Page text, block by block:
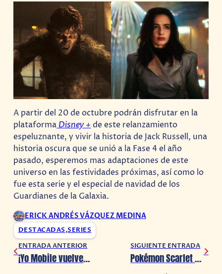
A partir del 20 de octubre podrán disfrutar en la
plataforma Disney + de este relanzamiento
espeluznante, y vivir la historia de Jack Russell, una
historia oscura que se unió a la Fase 4 el año
pasado, esperemos mas adaptaciones de este
universo en las festividades próximas, así como lo
fue esta serie y el especial de navidad de los
Guardianes de la Galaxia.
ERICK ANDRÉS VÁZQUEZ MEDINA
DESTACADAS,SERIES
ENTRADA ANTERIOR
¡Yo Mobile vuelve a México renovado!
SIGUIENTE ENTRADA
Pokémon Scarlet & Violet: ¿Dónde conseguir a los iniciales de Sinnoh?